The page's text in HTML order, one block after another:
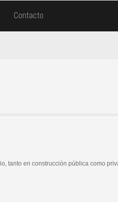
Contacto
tanto en construcción pública como